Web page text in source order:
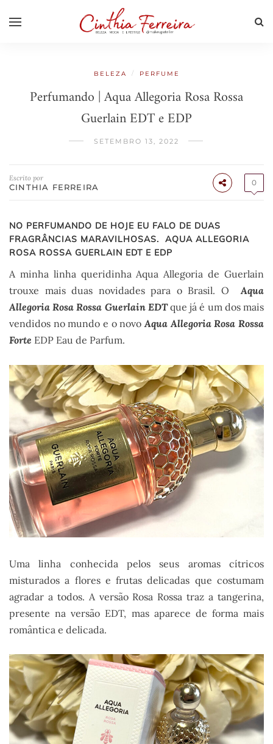
BELEZA / PERFUME
Perfumando | Aqua Allegoria Rosa Rossa
Guerlain EDT e EDP
SETEMBRO 13, 2022
Escrito por
CINTHIA FERREIRA 0
NO PERFUMANDO DE HOJE EU FALO DE DUAS
FRAGRÂNCIAS MARAVILHOSAS. AQUA ALLEGORIA
ROSA ROSSA GUERLAIN EDT E EDP
A minha linha queridinha Aqua Allegoria de Guerlain
trouxe mais duas novidades para o Brasil. OAqua
Allegoria Rosa Rossa Guerlain EDTque já é um dos mais
vendidos no mundo e o novoAqua Allegoria Rosa Rossa
Forte EDP Eau de Parfum.
Uma linha conhecida pelos seus aromas cítricos
misturados a flores e frutas delicadas que costumam
agradar a todos. A versão Rosa Rossa traz a tangerina,
presente na versão EDT, mas aparece de forma mais
romântica e delicada.